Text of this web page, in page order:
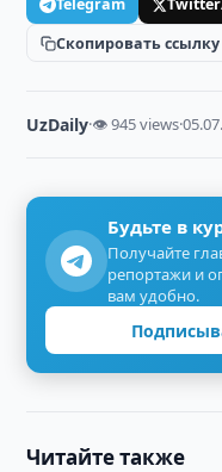
Telegram
Скопировать ссылку
UzDaily·👁 945 views·
Будьте в
Получайте
репортажи и
вам удобно.
Читайте также